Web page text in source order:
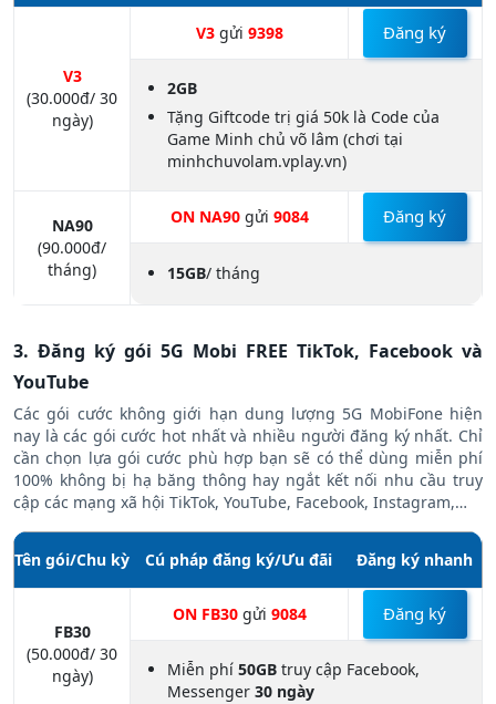
V3
(30.000đ/ 30
ngày)
V3 gửi 9398 Đăng ký
2GB
Tặng Giftcode trị giá 50k là Code của
Game Minh chủ võ lâm (chơi tại
minhchuvolam.vplay.vn)
NA90
(90.000đ/
tháng)
ON NA90gửi 9084 Đăng ký
15GB/ tháng
3. Đăng ký gói 5G Mobi FREE TikTok, Facebook và
YouTube
Các gói cước không giới hạn dung lượng 5G MobiFone hiện
nay là các gói cước hot nhất và nhiều người đăng ký nhất. Chỉ
cần chọn lựa gói cước phù hợp bạn sẽ có thể dùng miễn phí
100% không bị hạ băng thông hay ngắt kết nối nhu cầu truy
cập các mạng xã hội TikTok, YouTube, Facebook, Instagram,…
Tên gói/Chu kỳ Cú pháp đăng ký/Ưu đãi Đăng ký nhanh
FB30
(50.000đ/ 30
ngày)
ON FB30gửi 9084 Đăng ký
Miễn phí 50GB truy cập Facebook,
Messenger 30 ngày